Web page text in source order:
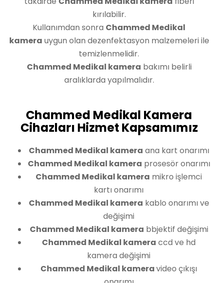
kırılabilir.
Kullanımdan sonra Chammed Medikal
kamera uygun olan dezenfektasyon malzemeleri ile
temizlenmelidir.
Chammed Medikal kamera bakımı belirli
aralıklarda yapılmalıdır.
Chammed Medikal Kamera
Cihazları Hizmet Kapsamımız
Chammed Medikal kamera ana kart onarımı
Chammed Medikal kamera prosesör onarımı
Chammed Medikal kamera mikro işlemci
kartı onarımı
Chammed Medikal kamera kablo onarımı ve
değişimi
Chammed Medikal kamera bbjektif değişimi
Chammed Medikal kamera ccd ve hd
kamera değişimi
Chammed Medikal kameravideo çıkışı